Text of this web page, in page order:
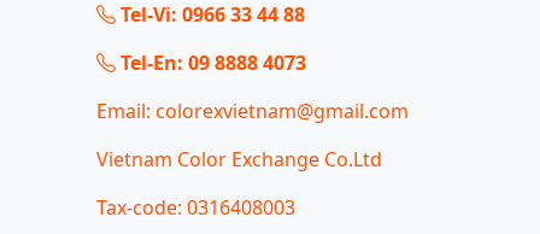
Tel-Vi: 0966 33 44 88
Tel-En: 09 8888 4073
Email: colorexvietnam@gmail.com
Vietnam Color Exchange Co.Ltd
Tax-code: 0316408003